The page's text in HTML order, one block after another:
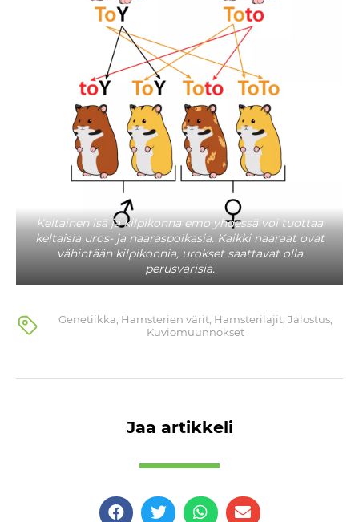
Keltainen isä ja kilpikonna emo yhdessä voi tuottaa
keltaisia uros- ja naaraspoikasia. Kaikki naaraat ovat
vähintään kilpikonnia, urokset saattavat olla
perusvärisiä.
Genetiikka Hamsterien värit Hamsterilajit Jalostus
Kuviomuunnokset
Jaa artikkeli